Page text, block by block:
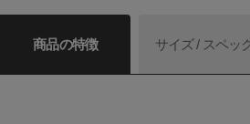
商品の特徴 サイズ / スペッ